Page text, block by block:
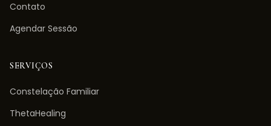
Contato
Agendar Sessão
SERVIÇOS
Constelação Familiar
ThetaHealing